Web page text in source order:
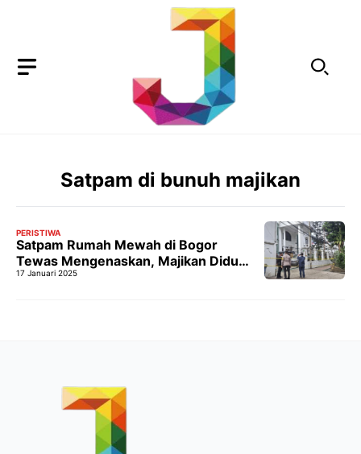
Satpam di bunuh majikan
PERISTIWA
Satpam Rumah Mewah di Bogor
Tewas Mengenaskan, Majikan Diduga
Sebagai Pelaku
17 Januari 2025